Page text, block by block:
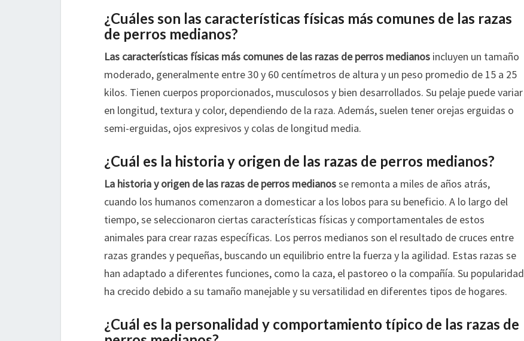
¿Cuáles son las características físicas más comunes de las razas
de perros medianos?
Las características físicas más comunes de las razas de perros medianos incluyen un tamaño
moderado, generalmente entre 30 y 60 centímetros de altura y un peso promedio de 15 a 25
kilos. Tienen cuerpos proporcionados, musculosos y bien desarrollados. Su pelaje puede variar
en longitud, textura y color, dependiendo de la raza. Además, suelen tener orejas erguidas o
semi-erguidas, ojos expresivos y colas de longitud media.
¿Cuál es la historia y origen de las razas de perros medianos?
La historia y origen de las razas de perros medianosse remonta a miles de años atrás,
cuando los humanos comenzaron a domesticar a los lobos para su beneficio. A lo largo del
tiempo, se seleccionaron ciertas características físicas y comportamentales de estos
animales para crear razas específicas. Los perros medianos son el resultado de cruces entre
razas grandes y pequeñas, buscando un equilibrio entre la fuerza y la agilidad. Estas razas se
han adaptado a diferentes funciones, como la caza, el pastoreo o la compañía. Su popularidad
ha crecido debido a su tamaño manejable y su versatilidad en diferentes tipos de hogares.
¿Cuál es la personalidad y comportamiento típico de las razas de